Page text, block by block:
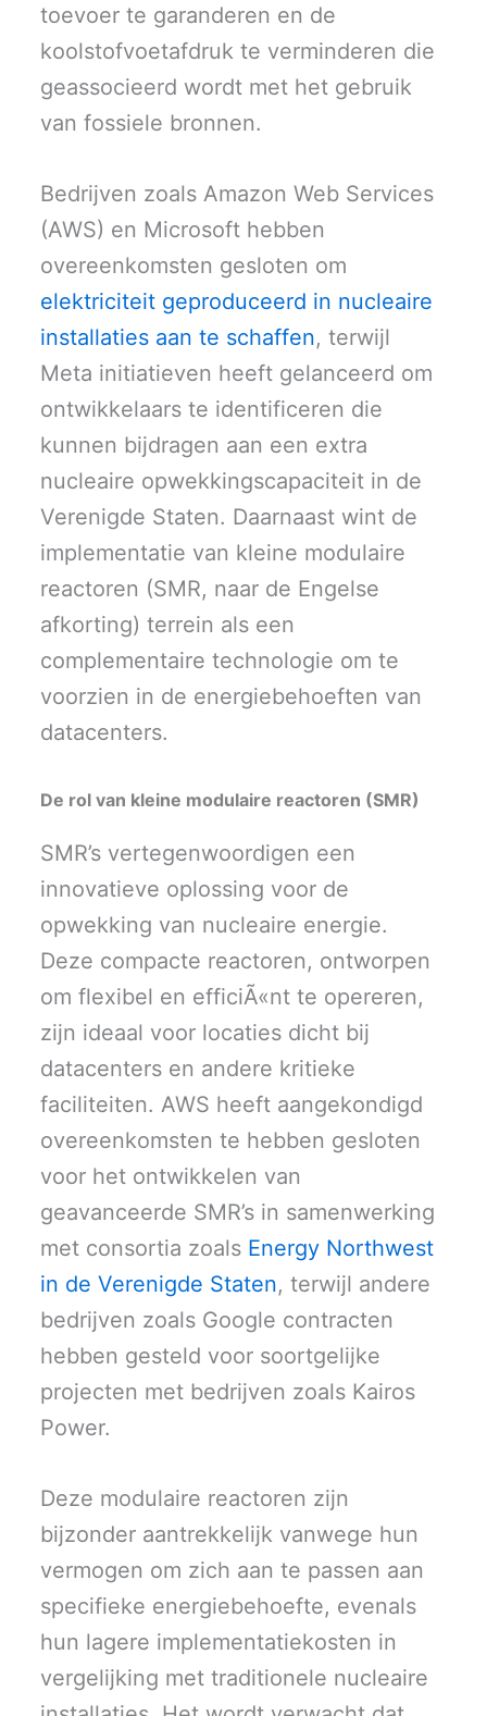
toevoer te garanderen en de
koolstofvoetafdruk te verminderen die
geassocieerd wordt met het gebruik
van fossiele bronnen.
Bedrijven zoals Amazon Web Services
(AWS) en Microsoft hebben
overeenkomsten gesloten om
elektriciteit geproduceerd in nucleaire
installaties aan te schaffen, terwijl
Meta initiatieven heeft gelanceerd om
ontwikkelaars te identificeren die
kunnen bijdragen aan een extra
nucleaire opwekkingscapaciteit in de
Verenigde Staten. Daarnaast wint de
implementatie van kleine modulaire
reactoren (SMR, naar de Engelse
afkorting) terrein als een
complementaire technologie om te
voorzien in de energiebehoeften van
datacenters.
De rol van kleine modulaire reactoren (SMR)
SMR’s vertegenwoordigen een
innovatieve oplossing voor de
opwekking van nucleaire energie.
Deze compacte reactoren, ontworpen
om flexibel en efficiÃ«nt te opereren,
zijn ideaal voor locaties dicht bij
datacenters en andere kritieke
faciliteiten. AWS heeft aangekondigd
overeenkomsten te hebben gesloten
voor het ontwikkelen van
geavanceerde SMR’s in samenwerking
met consortia zoals Energy Northwest
in de Verenigde Staten, terwijl andere
bedrijven zoals Google contracten
hebben gesteld voor soortgelijke
projecten met bedrijven zoals Kairos
Power.
Deze modulaire reactoren zijn
bijzonder aantrekkelijk vanwege hun
vermogen om zich aan te passen aan
specifieke energiebehoefte, evenals
hun lagere implementatiekosten in
vergelijking met traditionele nucleaire